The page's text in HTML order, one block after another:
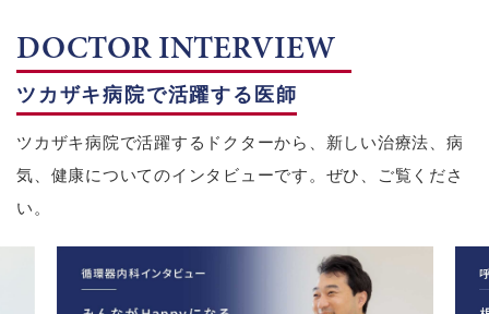
DOCTOR INTERVIEW
ツカザキ病院で活躍する医師
ツカザキ病院で活躍するドクターから、新しい治療法、病
気、健康についてのインタビューです。ぜひ、ご覧くださ
い。